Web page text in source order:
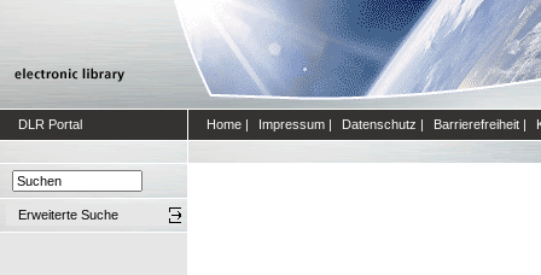
DLR Portal Home | Impressum | Datenschutz | Barrierefreiheit |
Erweiterte Suche